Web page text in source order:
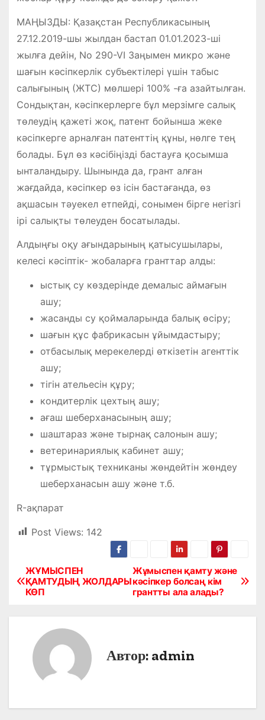
МАҢЫЗДЫ: Қазақстан Республикасының
27.12.2019-шы жылдан бастап 01.01.2023-ші
жылға дейін, No 290-VI Заңымен микро және
шағын кәсіпкерлік субъектілері үшін табыс
салығының (ЖТС) мөлшері 100% -ға азайтылған.
Сондықтан, кәсіпкерлерге бұл мерзімге салық
төлеудің қажеті жоқ, патент бойынша жеке
кәсіпкерге арналған патенттің құны, нөлге тең
болады. Бұл өз кәсібіңізді бастауға қосымша
ынталандыру. Шынында да, грант алған
жағдайда, кәсіпкер өз ісін бастағанда, өз
ақшасын тәуекел етпейді, сонымен бірге негізгі
ірі салықты төлеуден босатылады.
Алдыңғы оқу ағындарының қатысушылары,
келесі кәсіптік- жобаларға гранттар алды:
ыстық су көздерінде демалыс аймағын
ашу;
жасанды су қоймаларында балық өсіру;
шағын құс фабрикасын ұйымдастыру;
отбасылық мерекелерді өткізетін агенттік
ашу;
тігін ательесін құру;
кондитерлік цехтың ашу;
ағаш шеберханасының ашу;
шаштараз және тырнақ салонын ашу;
ветеринариялық кабинет ашу;
тұрмыстық техниканы жөндейтін жөндеу
шеберханасын ашу және т.б.
R-ақпарат
Post Views: 142
Н
Жұмыспен қамту және
кәсіпкер болсаң кім
грантты ала алады?
ЖҰМЫСПЕН
ҚАМТУДЫҢ ЖОЛДАРЫ
КӨП
Автор: admin